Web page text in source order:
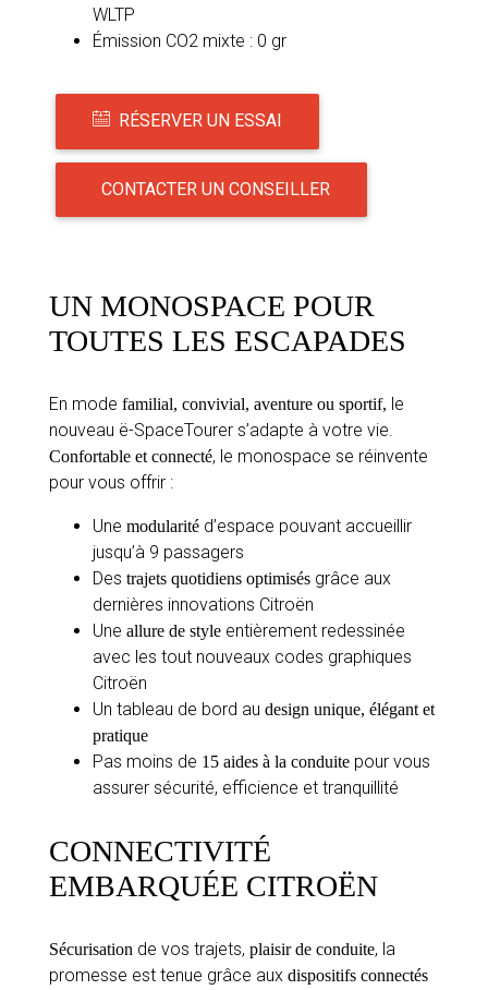
WLTP
Émission CO2 mixte : 0 gr
RÉSERVER UN ESSAI
CONTACTER UN CONSEILLER
UN MONOSPACE POUR
TOUTES LES ESCAPADES
En mode familial, convivial, aventure ou sportif, le
nouveau ë-SpaceTourer s’adapte à votre vie.
Confortable et connecté, le monospace se réinvente
pour vous offrir :
Une modularité d’espace pouvant accueillir
jusqu’à 9 passagers
Des trajets quotidiens optimisés grâce aux
dernières innovations Citroën
Une allure de style entièrement redessinée
avec les tout nouveaux codes graphiques
Citroën
Un tableau de bord au design unique, élégant et
pratique
Pas moins de 15 aides à la conduite pour vous
assurer sécurité, efficience et tranquillité
CONNECTIVITÉ
EMBARQUÉE CITROËN
Sécurisation de vos trajets, plaisir de conduite, la
promesse est tenue grâce aux dispositifs connectés